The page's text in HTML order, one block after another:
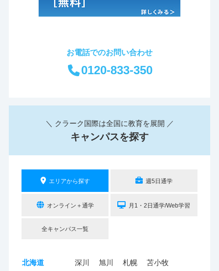
お電話でのお問い合わせ
0120-833-350
＼ クラーク国際は全国に教育を展開 ／
キャンパスを探す
エリアから探す 週5日通学
オンライン＋通学 月1・2日通学/Web学習
全キャンパス一覧
北海道 深川 旭川 札幌 苫小牧